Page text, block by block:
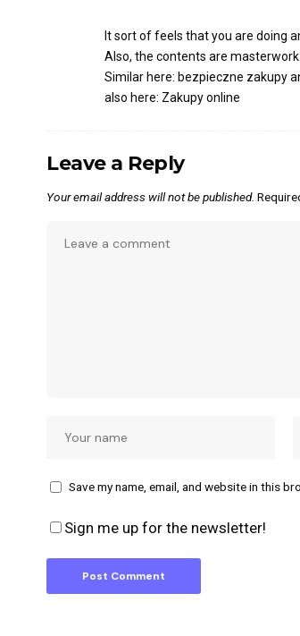
It sort of feels that you are doing
Also, the contents are
Similar here: bezpieczne zakupy
also here: Zakupy online
Leave a Reply
Your email address will not be published.
Save my name, email, and website in this
Sign me up for the newsletter!